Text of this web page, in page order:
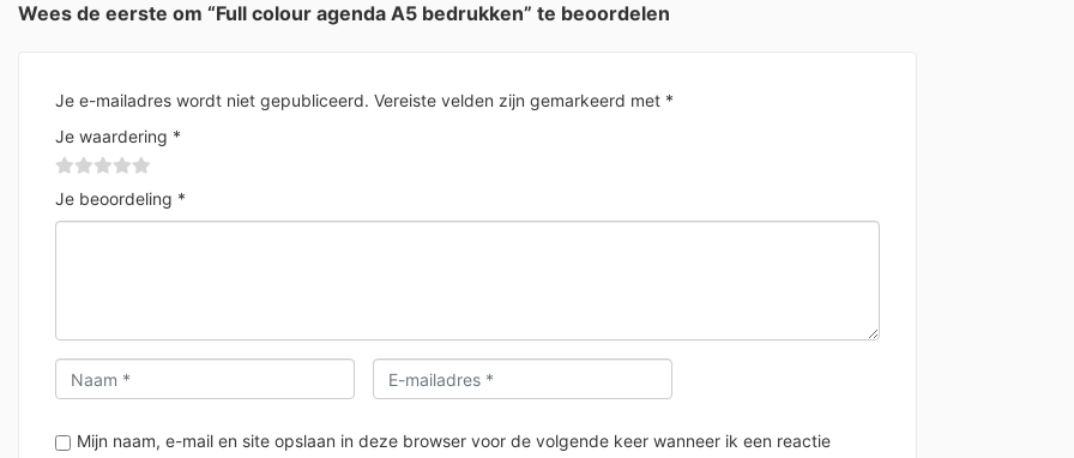
Wees de eerste om “Full colour agenda A5 bedrukken” te beoordelen
Je e-mailadres wordt niet gepubliceerd. Vereiste velden zijn gemarkeerd met *
Je waardering *
Je beoordeling *
Mijn naam, e-mail en site opslaan in deze browser voor de volgende keer wanneer ik een reactie